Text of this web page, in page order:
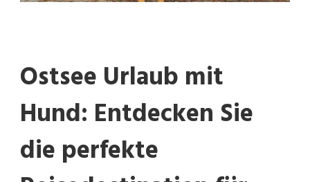
Ostsee Urlaub mit
Hund: Entdecken Sie
die perfekte